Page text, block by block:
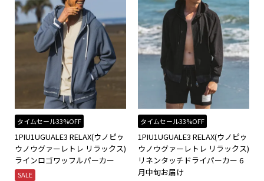
タイムセール33%OFF
1PIU1UGUALE3 RELAX(ウノピゥ
ウノウグァーレトレ リラックス)
ラインロゴワッフルパーカー
SALE
タイムセール33%OFF
1PIU1UGUALE3 RELAX(ウノピゥ
ウノウグァーレトレ リラックス)
リネンタッチドライパーカー 6
月中旬お届け